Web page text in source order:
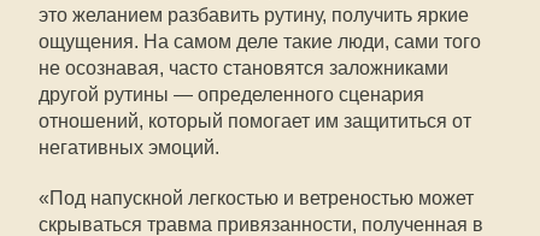
это желанием разбавить рутину, получить яркие
ощущения. На самом деле такие люди, сами того
не осознавая, часто становятся заложниками
другой рутины — определенного сценария
отношений, который помогает им защититься от
негативных эмоций.
«Под напускной легкостью и ветреностью может
скрываться травма привязанности, полученная в